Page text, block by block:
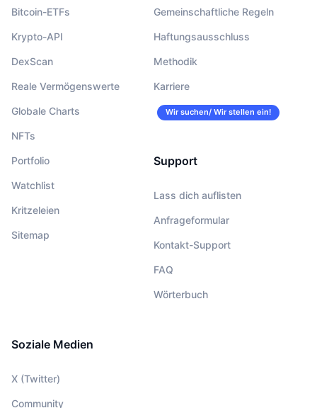
Bitcoin-ETFs
Krypto-API
DexScan
Reale Vermögenswerte
Globale Charts
NFTs
Portfolio
Watchlist
Kritzeleien
Sitemap
Gemeinschaftliche Regeln
Haftungsausschluss
Methodik
Karriere
Wir suchen/ Wir stellen ein!
Support
Lass dich auflisten
Anfrageformular
Kontakt-Support
FAQ
Wörterbuch
Soziale Medien
X (Twitter)
Community